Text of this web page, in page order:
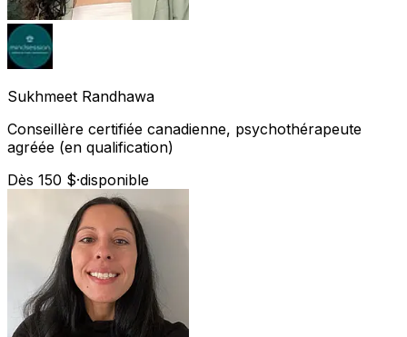
Sukhmeet Randhawa
Conseillère certifiée canadienne, psychothérapeute
agréée (en qualification)
Dès 150 $·disponible